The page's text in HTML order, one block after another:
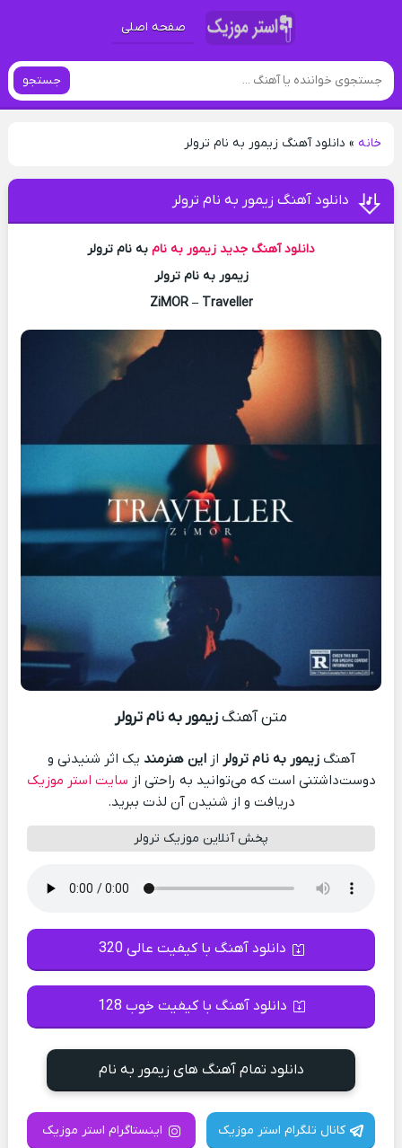
صفحه اصلی
جستجو
خانه» دانلود آهنگ زیمور به نام ترولر
دانلود آهنگ زیمور به نام ترولر
دانلود آهنگ جدید زیمور به نام به نام ترولر
زیمور به نام ترولر
ZiMOR – Traveller
متن آهنگزیمور به نام ترولر
آهنگزیمور به نام ترولر ازاین هنرمند یک اثر شنیدنی و
دوست‌داشتنی است که می‌توانید به راحتی از سایت استر موزیک
دریافت و از شنیدن آن لذت ببرید.
پخش آنلاین موزیک ترولر
دانلود آهنگ با کیفیت عالی 320
دانلود آهنگ با کیفیت خوب 128
دانلود تمام آهنگ های زیمور به نام
کانال تلگرام استر موزیک اینستاگرام استر موزیک